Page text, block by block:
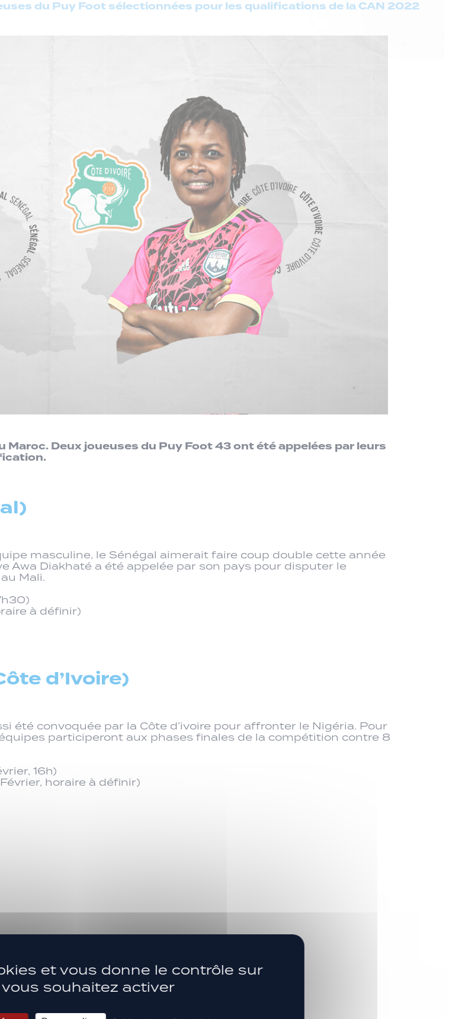
du Puy Foot sélectionnées pour les qualifications de la CAN 2022
Maroc. Deux joueuses du Puy Foot 43 ont été appelées par leurs
masculine, le Sénégal aimerait faire coup double cette année
Awa Diakhaté a été appelée par son pays pour disputer le
Mali.
à définir)
d’Ivoire)
été convoquée par la Côte d’ivoire pour affronter le Nigéria. Pour
participeront aux phases finales de la compétition contre 8
16h)
horaire à définir)
et vous donne le contrôle sur
souhaitez activer